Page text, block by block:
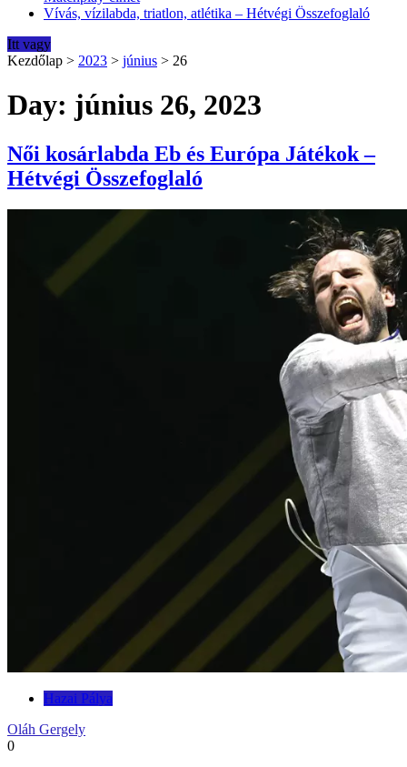
Vívás, vízilabda, triatlon, atlétika – Hétvégi Összefoglaló
Itt vagy
Kezdőlap > 2023 > június > 26
Day: június 26, 2023
Női kosárlabda Eb és Európa Játékok –
Hétvégi Összefoglaló
Hazai Pálya
Oláh Gergely
0